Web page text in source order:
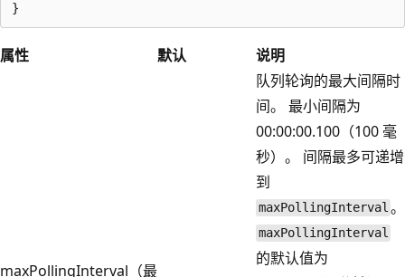
属性 默认 说明
maxPollingInterval（最
队列轮询的最大间隔时
间。 最小间隔为
00:00:00.100（100 毫
秒）。 间隔最多可递增
到
maxPollingInterval 。
maxPollingInterval
的默认值为